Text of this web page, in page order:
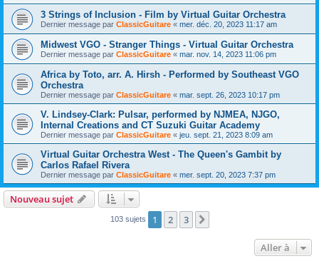
3 Strings of Inclusion - Film by Virtual Guitar Orchestra
Dernier message par ClassicGuitare « mer. déc. 20, 2023 11:17 am
Midwest VGO - Stranger Things - Virtual Guitar Orchestra
Dernier message par ClassicGuitare « mar. nov. 14, 2023 11:06 pm
Africa by Toto, arr. A. Hirsh - Performed by Southeast VGO
Orchestra
Dernier message par ClassicGuitare « mar. sept. 26, 2023 10:17 pm
V. Lindsey-Clark: Pulsar, performed by NJMEA, NJGO,
Internal Creations and CT Suzuki Guitar Academy
Dernier message par ClassicGuitare « jeu. sept. 21, 2023 8:09 am
Virtual Guitar Orchestra West - The Queen's Gambit by
Carlos Rafael Rivera
Dernier message par ClassicGuitare « mer. sept. 20, 2023 7:37 pm
Nouveau sujet
103 sujets 1 2 3
Aller à